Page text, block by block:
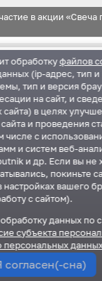
в акции «Свеча
обработкуфайлов
(ip-адрес, тип и
тип и версия
на сайт, и
сайта) в целях
и проведения
числе с
и систем веб-
и др. Если вы не
покиньте
вашего
с сайтом).
данных по
субъекта
персональных
согласен(-сна)